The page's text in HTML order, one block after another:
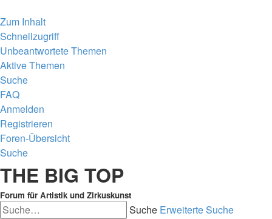
Zum Inhalt
Schnellzugriff
Unbeantwortete Themen
Aktive Themen
Suche
FAQ
Anmelden
Registrieren
Foren-Übersicht
Suche
THE BIG TOP
Forum für Artistik und Zirkuskunst
Suche Erweiterte Suche